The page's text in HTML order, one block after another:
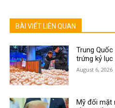
BÀI VIẾT LIÊN QUAN
Trung
trứng kỷ
August 6, 2026
Mỹ đối mặt